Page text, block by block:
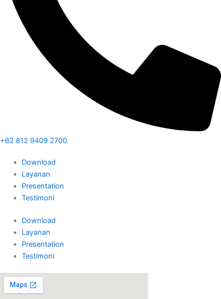
+62 812 9409 2700
Download
Layanan
Presentation
Testimoni
Download
Layanan
Presentation
Testimoni